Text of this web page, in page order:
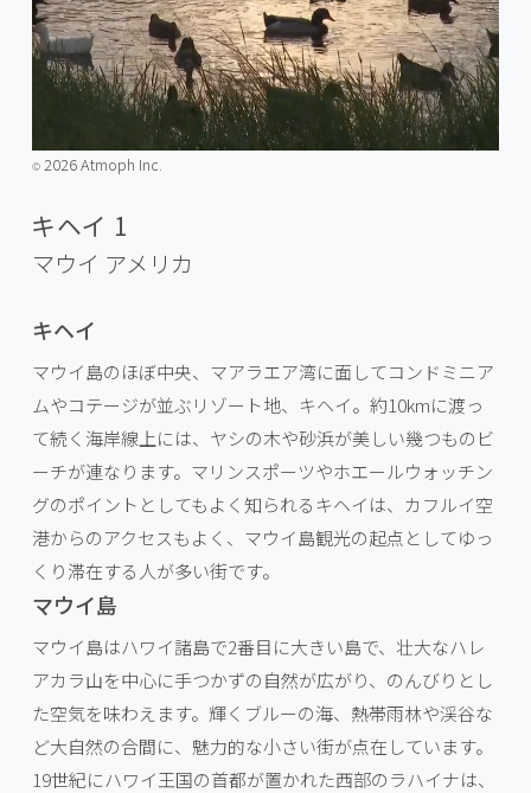
©️2026 Atmoph Inc.
キヘイ 1
マウイ アメリカ
キヘイ
マウイ島のほぼ中央、マアラエア湾に面してコンドミニア
ムやコテージが並ぶリゾート地、キヘイ。約10kmに渡っ
て続く海岸線上には、ヤシの木や砂浜が美しい幾つものビ
ーチが連なります。マリンスポーツやホエールウォッチン
グのポイントとしてもよく知られるキヘイは、カフルイ空
港からのアクセスもよく、マウイ島観光の起点としてゆっ
くり滞在する人が多い街です。
マウイ島
マウイ島はハワイ諸島で2番目に大きい島で、壮大なハレ
アカラ山を中心に手つかずの自然が広がり、のんびりとし
た空気を味わえます。輝くブルーの海、熱帯雨林や渓谷な
ど大自然の合間に、魅力的な小さい街が点在しています。
19世紀にハワイ王国の首都が置かれた西部のラハイナは、